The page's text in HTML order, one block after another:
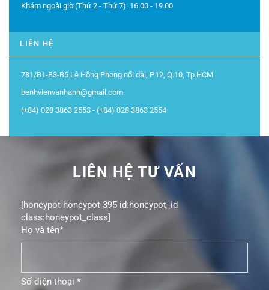
Khám ngoài giờ (Thứ 2 - Thứ 7): 16.00 - 19.00
LIÊN HỆ
781/B1-B3-B5 Lê Hồng Phong nối dài, P.12, Q.10, Tp.HCM
benhvienvanhanh@gmail.com
(+84) 028 3863 2553 - (+84) 028 3863 2554
LIÊN HỆ TƯ VẤN
[honeypot honeypot-395 id:honeypot_id
class:honeypot_class]
Họ và tên*
Số điện thoại *